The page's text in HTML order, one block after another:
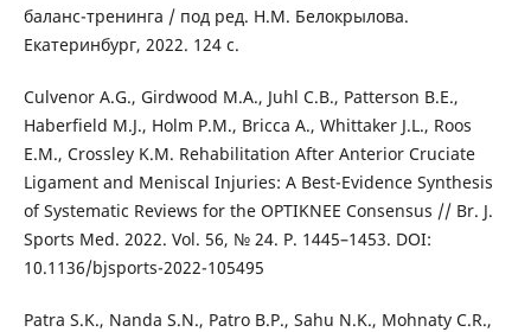
баланс-тренинга / под ред. Н.М. Белокрылова.
Екатеринбург, 2022. 124 с.
Culvenor A.G., Girdwood M.A., Juhl C.B., Patterson B.E.,
Haberfield M.J., Holm P.M., Bricca A., Whittaker J.L., Roos
E.M., Crossley K.M. Rehabilitation After Anterior Cruciate
Ligament and Meniscal Injuries: A Best-Evidence Synthesis
of Systematic Reviews for the OPTIKNEE Consensus // Br. J.
Sports Med. 2022. Vol. 56, № 24. Р. 1445–1453. DOI:
10.1136/bjsports-2022-105495
Patra S.K., Nanda S.N., Patro B.P., Sahu N.K., Mohnaty C.R.,